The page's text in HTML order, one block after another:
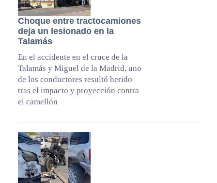
Choque entre tractocamiones
deja un lesionado en la
Talamás
En el accidente en el cruce de la
Talamás y Miguel de la Madrid, uno
de los conductores resultó herido
tras el impacto y proyección contra
el camellón